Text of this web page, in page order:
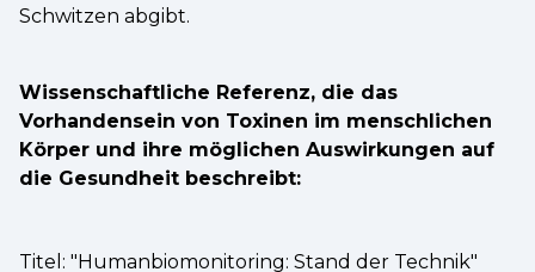
Schwitzen abgibt.
Wissenschaftliche Referenz, die das
Vorhandensein von Toxinen im menschlichen
Körper und ihre möglichen Auswirkungen auf
die Gesundheit beschreibt:
Titel: "Humanbiomonitoring: Stand der Technik"